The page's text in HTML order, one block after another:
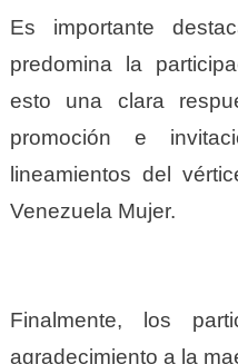
Es importante
predomina la
esto una clara
promoción e
lineamientos del
Venezuela Mujer.
Finalmente, los
agradecimiento a la